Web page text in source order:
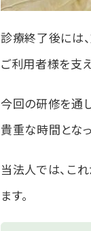
診療終了後には
ご利用者様を支
今回の研修を通
貴重な時間とな
当法人では、こ
ます。